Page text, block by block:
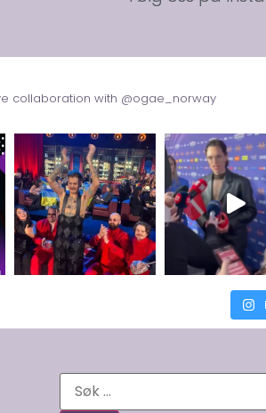
collaboration with @ogae_norway